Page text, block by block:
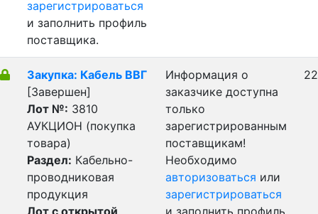
зарегистрироваться
и заполнить профиль
поставщика.
Закупка: Кабель ВВГ
[Завершен]
Лот №: 3810
АУКЦИОН (покупка
товара)
Раздел: Кабельно-
проводниковая
продукция
Лот с открытой
Информация о
заказчике доступна
только
зарегистрированным
поставщикам!
Необходимо
авторизоваться или
зарегистрироваться
и заполнить профиль